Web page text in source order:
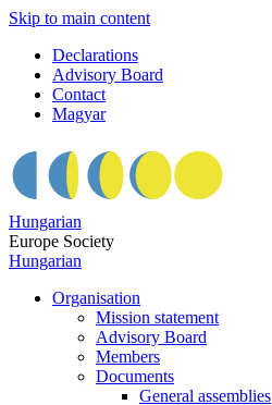
Skip to main content
Declarations
Advisory Board
Contact
Magyar
Hungarian
Europe Society
Hungarian
Organisation
Mission statement
Advisory Board
Members
Documents
General assemblies